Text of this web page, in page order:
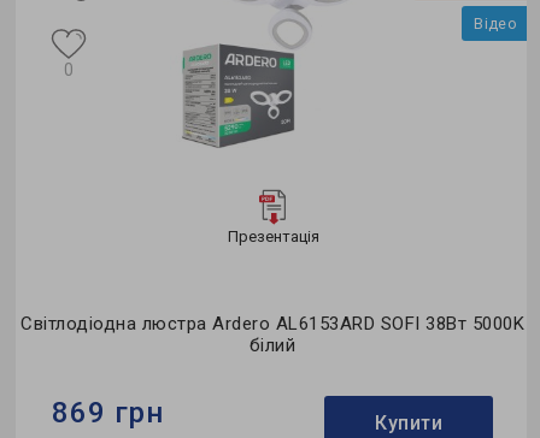
Відео
Презентація
Світлодіодна люстра Ardero AL6153ARD SOFI 38Вт 5000K
білий
0
869 грн Купити